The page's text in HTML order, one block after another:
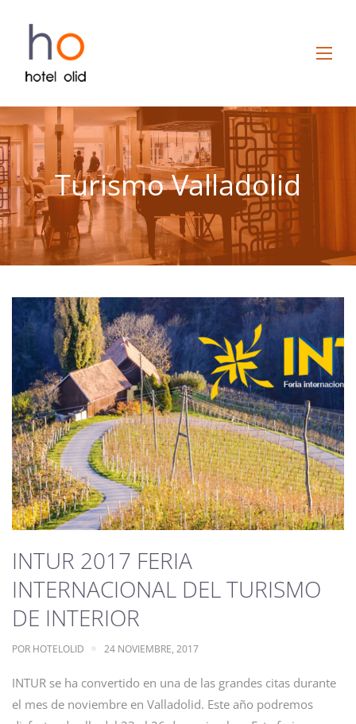
Turismo Valladolid
INTUR 2017 FERIA
INTERNACIONAL DEL TURISMO
DE INTERIOR
POR HOTELOLID 24 NOVIEMBRE, 2017
INTUR se ha convertido en una de las grandes citas durante
el mes de noviembre en Valladolid. Este año podremos